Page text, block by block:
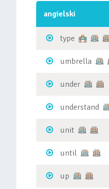
angielski
type
umbrella
under
understand
unit
until
up